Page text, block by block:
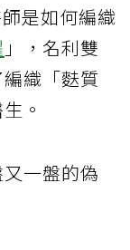
是如何編織
」，名利雙
織「麩質
。
一盤的偽